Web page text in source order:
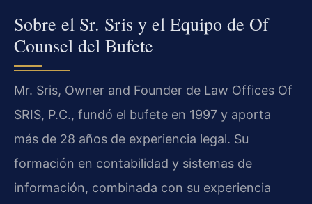
Sobre el Sr. Sris y el Equipo de Of
Counsel del Bufete
Mr. Sris, Owner and Founder de Law Offices Of
SRIS, P.C., fundó el bufete en 1997 y aporta
más de 28 años de experiencia legal. Su
formación en contabilidad y sistemas de
información, combinada con su experiencia